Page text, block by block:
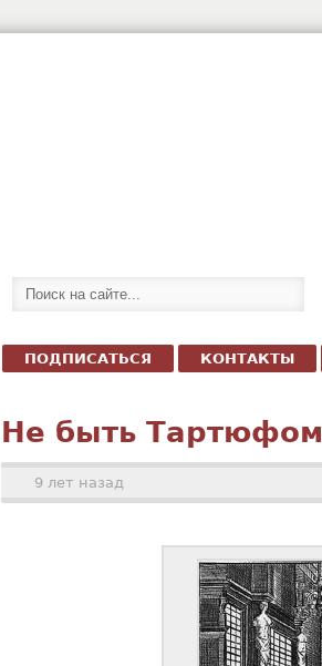
ПОДПИСАТЬСЯ КОНТАКТЫ
Не быть Тартюфом
9 лет назад